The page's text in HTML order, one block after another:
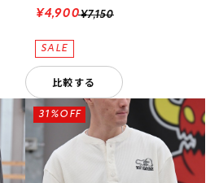
¥7,150
¥4,900
比較する
31%OFF